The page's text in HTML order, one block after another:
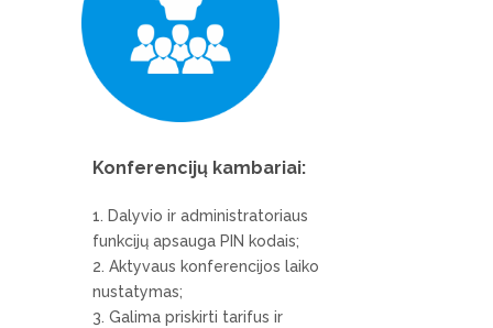
Konferencijų kambariai:
Dalyvio ir administratoriaus
funkcijų apsauga PIN kodais;
Aktyvaus konferencijos laiko
nustatymas;
Galima priskirti tarifus ir